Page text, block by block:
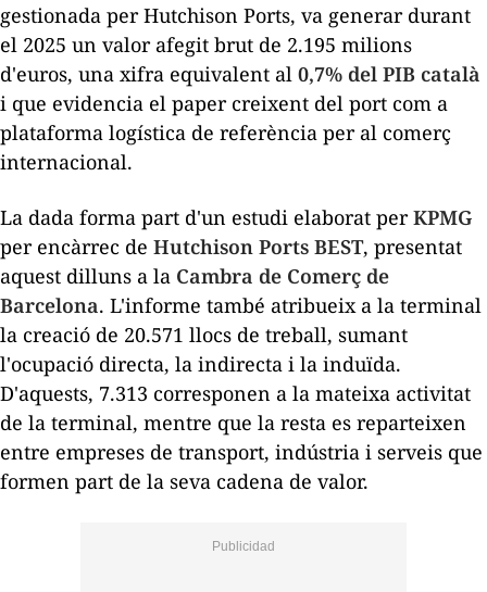
gestionada per Hutchison Ports, va generar durant
el 2025 un valor afegit brut de 2.195 milions
d'euros, una xifra equivalent al 0,7% del PIB català
i que evidencia el paper creixent del port com a
plataforma logística de referència per al comerç
internacional.
La dada forma part d'un estudi elaborat perKPMG
per encàrrec de Hutchison Ports BEST, presentat
aquest dilluns a la Cambra de Comerç de
Barcelona. L'informe també atribueix a la terminal
la creació de 20.571 llocs de treball, sumant
l'ocupació directa, la indirecta i la induïda.
D'aquests, 7.313 corresponen a la mateixa activitat
de la terminal, mentre que la resta es reparteixen
entre empreses de transport, indústria i serveis que
formen part de la seva cadena de valor.